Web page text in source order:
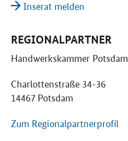
Inserat melden
REGIONALPARTNER
Handwerkskammer Potsdam
Charlottenstraße 34-36
14467 Potsdam
Zum Regionalpartnerprofil